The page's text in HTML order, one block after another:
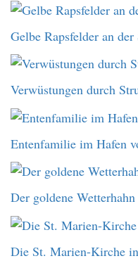
Gelbe Rapsfelder an
Verwüstungen durch
Entenfamilie im Hafen
Der goldene
Die St. Marien-Kirche